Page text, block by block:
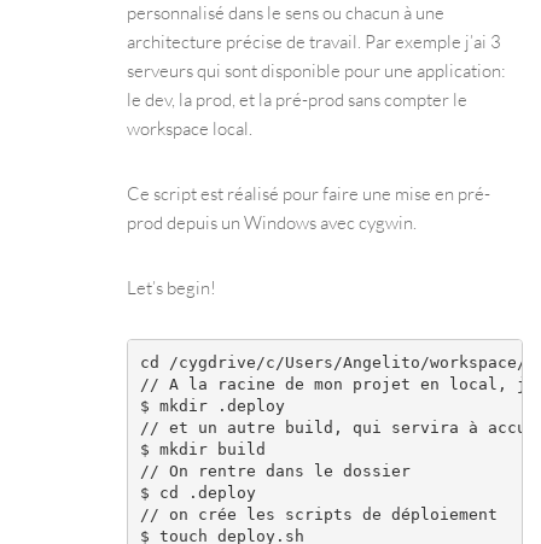
personnalisé dans le sens ou chacun à une
architecture précise de travail. Par exemple j’ai 3
serveurs qui sont disponible pour une application:
le dev, la prod, et la pré-prod sans compter le
workspace local.
Ce script est réalisé pour faire une mise en pré-
prod depuis un Windows avec cygwin.
Let’s begin!
cd /cygdrive/c/Users/Angelito/workspace/
// A la racine de mon projet en local,
$ mkdir .deploy
// et un autre build, qui servira à
$ mkdir build
// On rentre dans le dossier
$ cd .deploy
// on crée les scripts de déploiement
$ touch deploy.sh